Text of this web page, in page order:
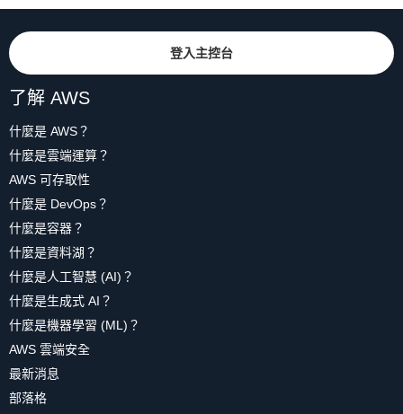
登入主控台
了解 AWS
什麼是 AWS？
什麼是雲端運算？
AWS 可存取性
什麼是 DevOps？
什麼是容器？
什麼是資料湖？
什麼是人工智慧 (AI)？
什麼是生成式 AI？
什麼是機器學習 (ML)？
AWS 雲端安全
最新消息
部落格